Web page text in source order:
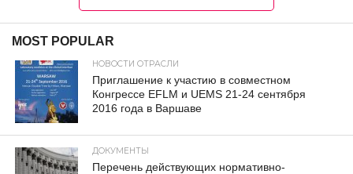
MOST POPULAR
НОВОСТИ ОТРАСЛИ
Приглашение к участию в совместном
Конгрессе EFLM и UEMS 21-24 сентября
2016 года в Варшаве
ДОКУМЕНТЫ
Перечень действующих нормативно-